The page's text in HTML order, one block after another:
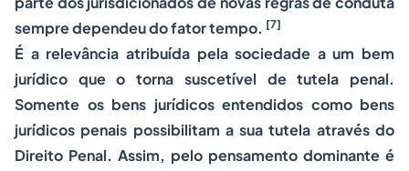
sempre dependeu do fator tempo. [7]
É a relevância atribuída pela sociedade a um bem
jurídico que o torna suscetível de tutela penal.
Somente os bens jurídicos entendidos como bens
jurídicos penais possibilitam a sua tutela através do
Direito Penal. Assim, pelo pensamento dominante é